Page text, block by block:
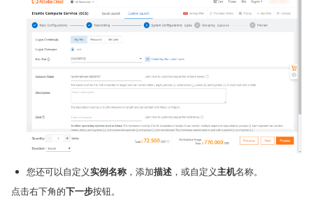
您还可以自定义实例名称 ，添加描述 ，或自定义主机名称。
点击右下角的下一步按钮。